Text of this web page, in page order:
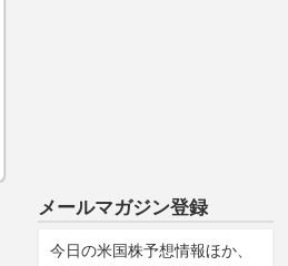
メールマガジン登録
今日の米国株予想情報ほか、